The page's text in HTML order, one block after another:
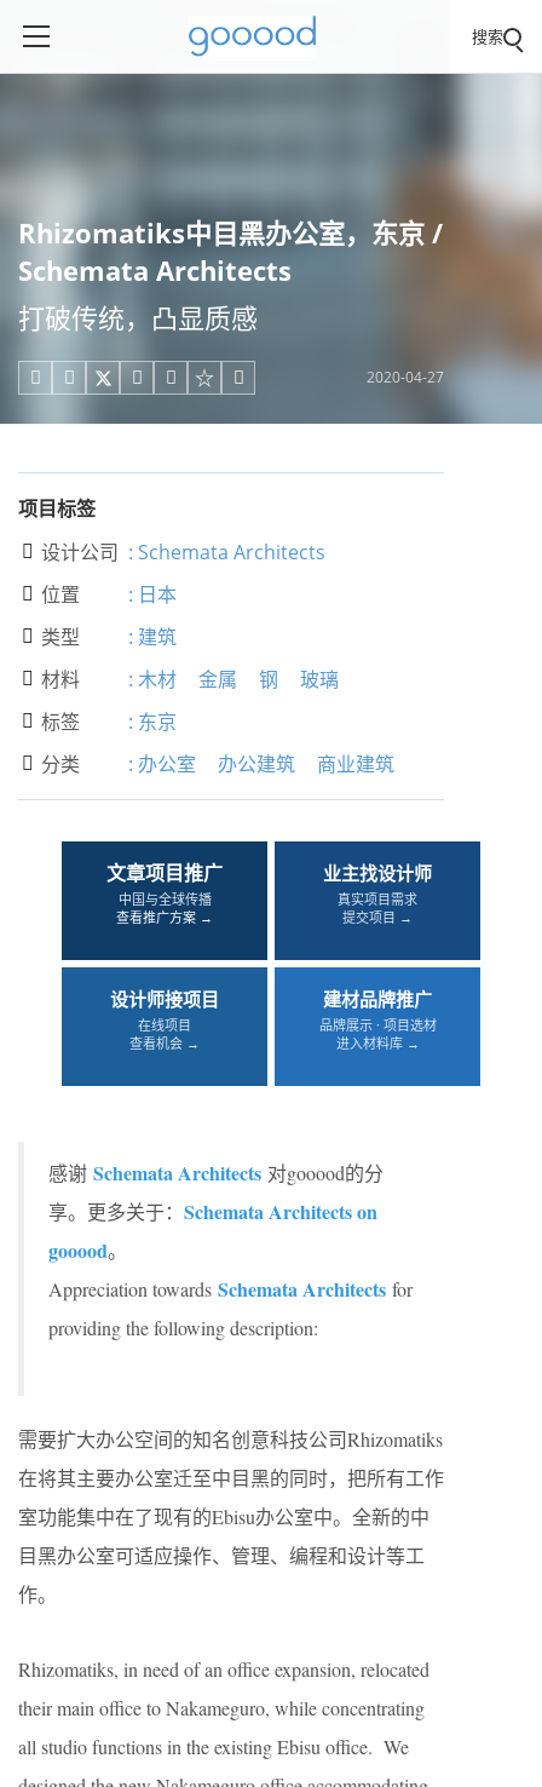
搜索
Rhizomatiks中目黑办公室，东京 /
Schemata Architects
打破传统，凸显质感
     2020-04-27
项目标签
 设计公司 : Schemata Architects
 位置 : 日本
 类型 : 建筑
 材料 : 木材 金属 钢 玻璃
 标签 : 东京
 分类 : 办公室 办公建筑 商业建筑
文章项目推广
中国与全球传播
查看推广方案 →
业主找设计师
真实项目需求
提交项目 →
设计师接项目
在线项目
查看机会 →
建材品牌推广
品牌展示 · 项目选材
进入材料库 →
感谢 Schemata Architects 对gooood的分
享。更多关于： Schemata Architects on
gooood。
Appreciation towards Schemata Architects for
providing the following description:
需要扩大办公空间的知名创意科技公司Rhizomatiks
在将其主要办公室迁至中目黑的同时，把所有工作
室功能集中在了现有的Ebisu办公室中。全新的中
目黑办公室可适应操作、管理、编程和设计等工
作。
Rhizomatiks, in need of an office expansion, relocated
their main office to Nakameguro, while concentrating
all studio functions in the existing Ebisu office. We